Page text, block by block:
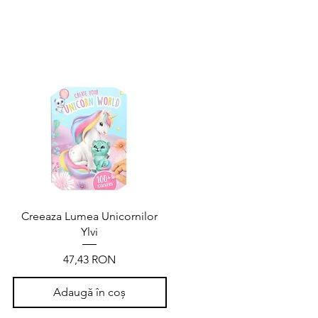
Creeaza Lumea Unicornilor
Ylvi
Preț
47,43 RON
Adaugă în coș